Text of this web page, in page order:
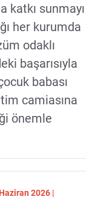
katkı sunmayı
her kurumda
odaklı
başarısıyla
babası
camiasına
önemle
2026 |